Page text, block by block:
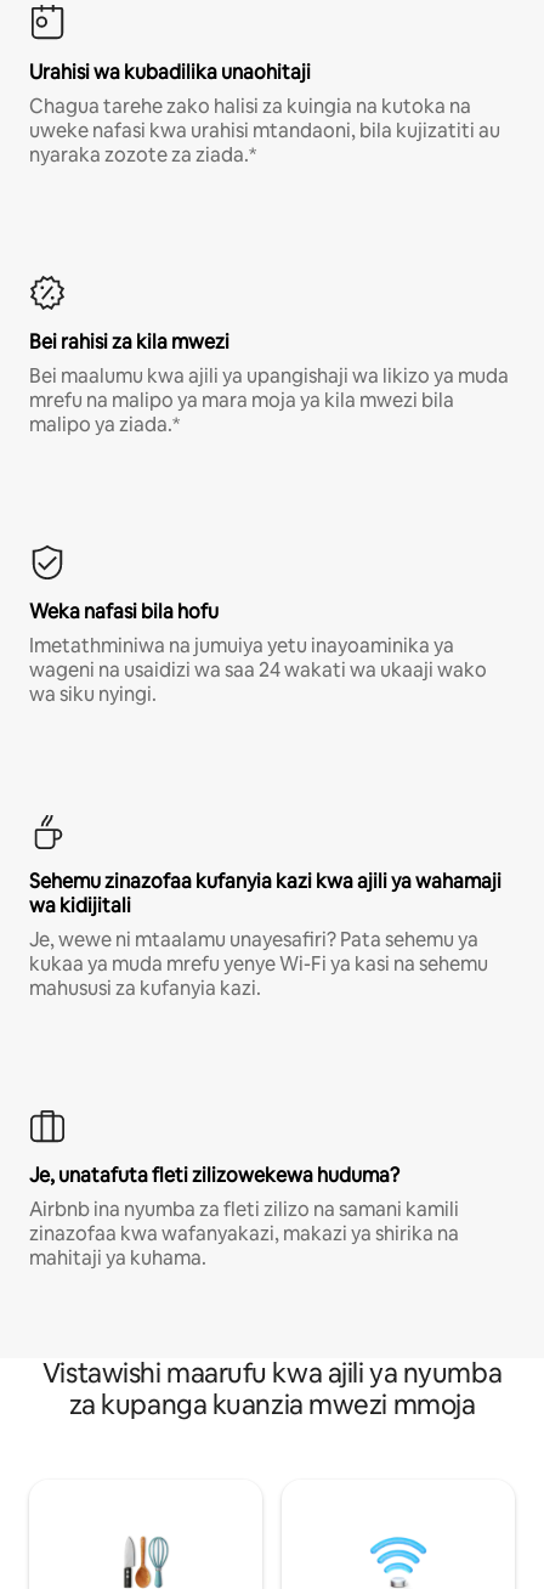
Urahisi wa kubadilika unaohitaji
Chagua tarehe zako halisi za kuingia na kutoka na
uweke nafasi kwa urahisi mtandaoni, bila kujizatiti au
nyaraka zozote za ziada.*
Bei rahisi za kila mwezi
Bei maalumu kwa ajili ya upangishaji wa likizo ya muda
mrefu na malipo ya mara moja ya kila mwezi bila
malipo ya ziada.*
Weka nafasi bila hofu
Imetathminiwa na jumuiya yetu inayoaminika ya
wageni na usaidizi wa saa 24 wakati wa ukaaji wako
wa siku nyingi.
Sehemu zinazofaa kufanyia kazi kwa ajili ya wahamaji
wa kidijitali
Je, wewe ni mtaalamu unayesafiri? Pata sehemu ya
kukaa ya muda mrefu yenye Wi-Fi ya kasi na sehemu
mahususi za kufanyia kazi.
Je, unatafuta fleti zilizowekewa huduma?
Airbnb ina nyumba za fleti zilizo na samani kamili
zinazofaa kwa wafanyakazi, makazi ya shirika na
mahitaji ya kuhama.
Vistawishi maarufu kwa ajili ya nyumba
za kupanga kuanzia mwezi mmoja